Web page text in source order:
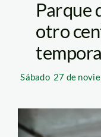
Parque
otro
Sábado 27 de